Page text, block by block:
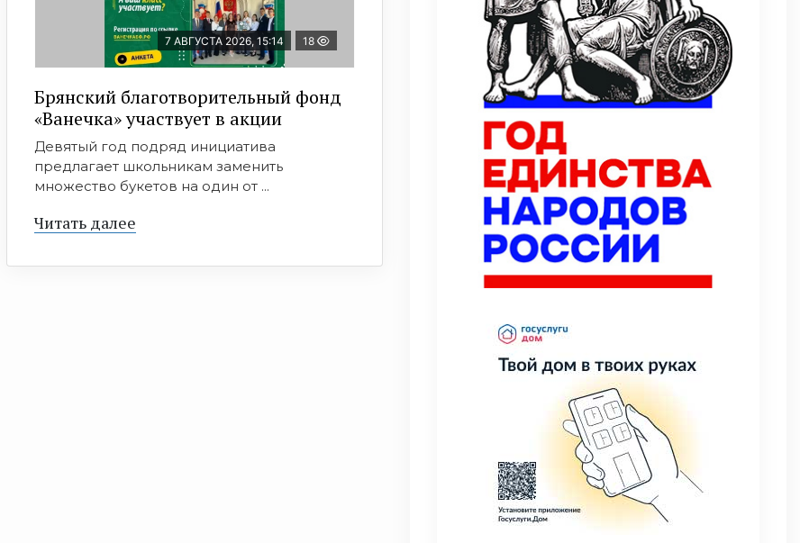
7 АВГУСТА 2026, 15:14 18
Брянский благотворительный фонд
«Ванечка» участвует в акции
Девятый год подряд инициатива
предлагает школьникам заменить
множество букетов на один от ...
Читать далее